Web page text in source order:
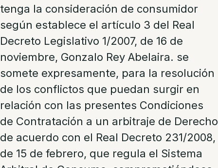
tenga la consideración de consumidor
según establece el artículo 3 del Real
Decreto Legislativo 1/2007, de 16 de
noviembre, Gonzalo Rey Abelaira. se
somete expresamente, para la resolución
de los conflictos que puedan surgir en
relación con las presentes Condiciones
de Contratación a un arbitraje de Derecho
de acuerdo con el Real Decreto 231/2008,
de 15 de febrero, que regula el Sistema